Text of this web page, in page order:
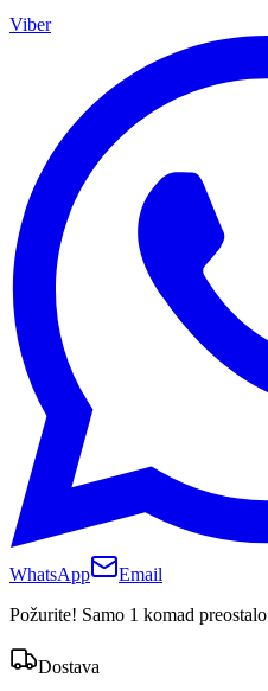
Viber
WhatsApp
Email
Požurite! Samo 1 komad preostalo
Dostava